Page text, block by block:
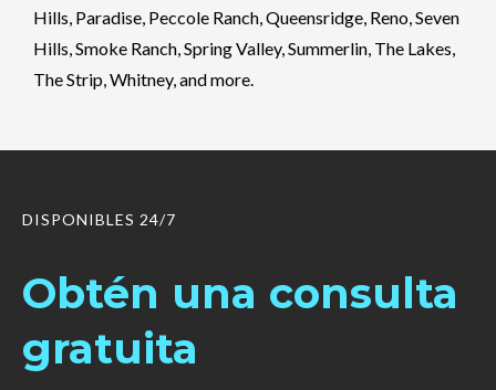
Hills, Paradise, Peccole Ranch, Queensridge, Reno, Seven
Hills, Smoke Ranch, Spring Valley, Summerlin, The Lakes,
The Strip, Whitney, and more.
DISPONIBLES 24/7
Obtén una consulta
gratuita